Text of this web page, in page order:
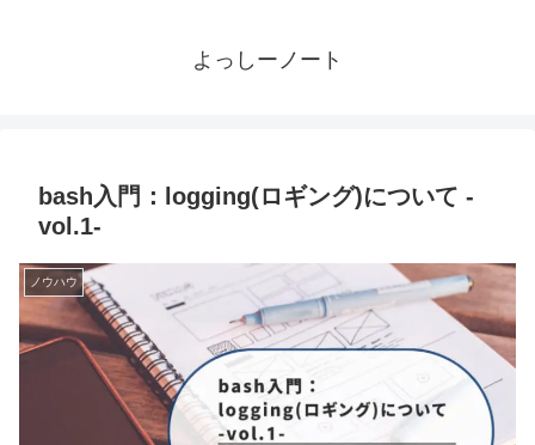
よっしーノート
bash入門：logging(ロギング)について -
vol.1-
ノウハウ